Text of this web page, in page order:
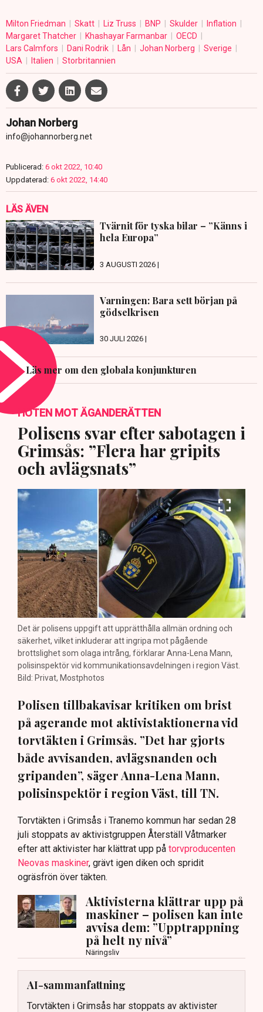
Milton Friedman Skatt Liz Truss BNP Skulder
Inflation
Margaret Thatcher
Khashayar Farmanbar
OECD
Lars Calmfors
Dani Rodrik Lån Johan Norberg
Sverige
USA
Italien Storbritannien
Johan Norberg
info@johannorberg.net
Publicerad: 6 okt 2022, 10:40
Uppdaterad: 6 okt 2022, 14:40
LÄS ÄVEN
Tvärnit för tyska bilar – ”Känns i
hela Europa”
3 AUGUSTI 2026 |
Varningen: Bara sett början på
gödselkrisen
30 JULI 2026 |
Läs mer om den globala konjunkturen
HOTEN MOT ÄGANDERÄTTEN
Polisens svar efter sabotagen i
Grimsås: ”Flera har gripits
och avlägsnats”
Det är polisens uppgift att upprätthålla allmän ordning och
säkerhet, vilket inkluderar att ingripa mot pågående
brottslighet som olaga intrång, förklarar Anna-Lena Mann,
polisinspektör vid kommunikationsavdelningen i region Väst.
Bild: Privat, Mostphotos
Polisen tillbakavisar kritiken om brist
på agerande mot aktivistaktionerna vid
torvtäkten i Grimsås. ”Det har gjorts
både avvisanden, avlägsnanden och
gripanden”, säger Anna-Lena Mann,
polisinspektör i region Väst, till TN.
Torvtäkten i Grimsås i Tranemo kommun har sedan 28
juli stoppats av aktivistgruppen Återställ Våtmarker
efter att aktivister har klättrat upp på torvproducenten
Neovas maskiner, grävt igen diken och spridit
ogräsfrön över täkten.
Aktivisterna klättrar upp på
maskiner – polisen kan inte
avvisa dem: ”Upptrappning
på helt ny nivå”
Näringsliv
AI-sammanfattning
Torvtäkten i Grimsås har stoppats av aktivister